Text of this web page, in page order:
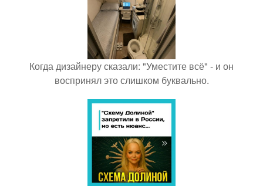
Когда дизайнеру сказали: "Уместите всё" - и он
воспринял это слишком буквально.